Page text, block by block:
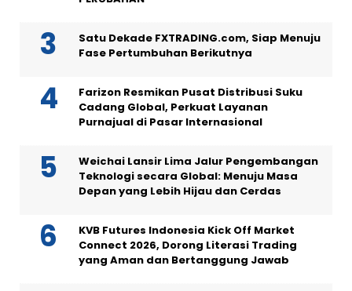
Satu Dekade FXTRADING.com, Siap Menuju
Fase Pertumbuhan Berikutnya
Farizon Resmikan Pusat Distribusi Suku
Cadang Global, Perkuat Layanan
Purnajual di Pasar Internasional
Weichai Lansir Lima Jalur Pengembangan
Teknologi secara Global: Menuju Masa
Depan yang Lebih Hijau dan Cerdas
KVB Futures Indonesia Kick Off Market
Connect 2026, Dorong Literasi Trading
yang Aman dan Bertanggung Jawab